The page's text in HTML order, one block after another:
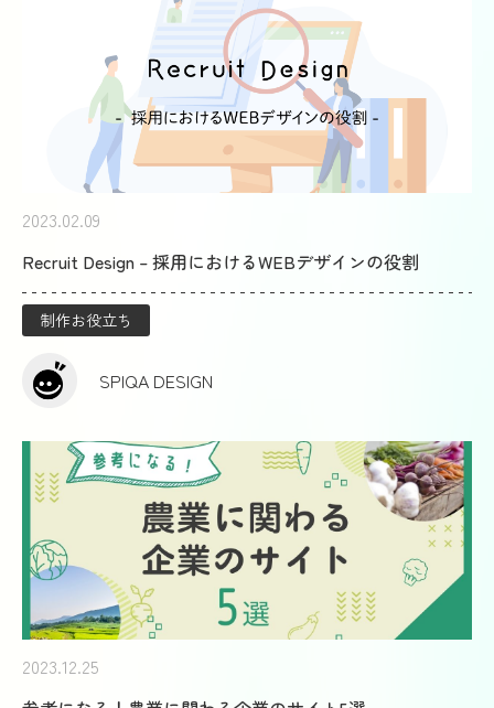
2023.02.09
Recruit Design – 採用におけるWEBデザインの役割
制作お役立ち
SPIQA DESIGN
2023.12.25